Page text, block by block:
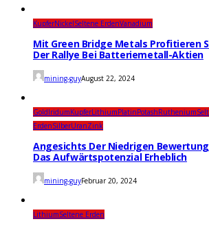
KupferNickelSeltene ErdenVanadium
Mit Green Bridge Metals Profitieren
Der Rallye Bei Batteriemetall-Aktien
mining-guyAugust 22, 2024
GoldIridumKupferLithiumPlatinPotashRuthenium
ErdenSilberUranZink
Angesichts Der Niedrigen
Das Aufwärtspotenzial Erheblich
mining-guyFebruar 20, 2024
LithiumSeltene Erden